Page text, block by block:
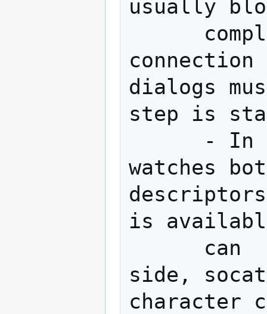
usually
dialogs
step is
-
watches
is
side,
character